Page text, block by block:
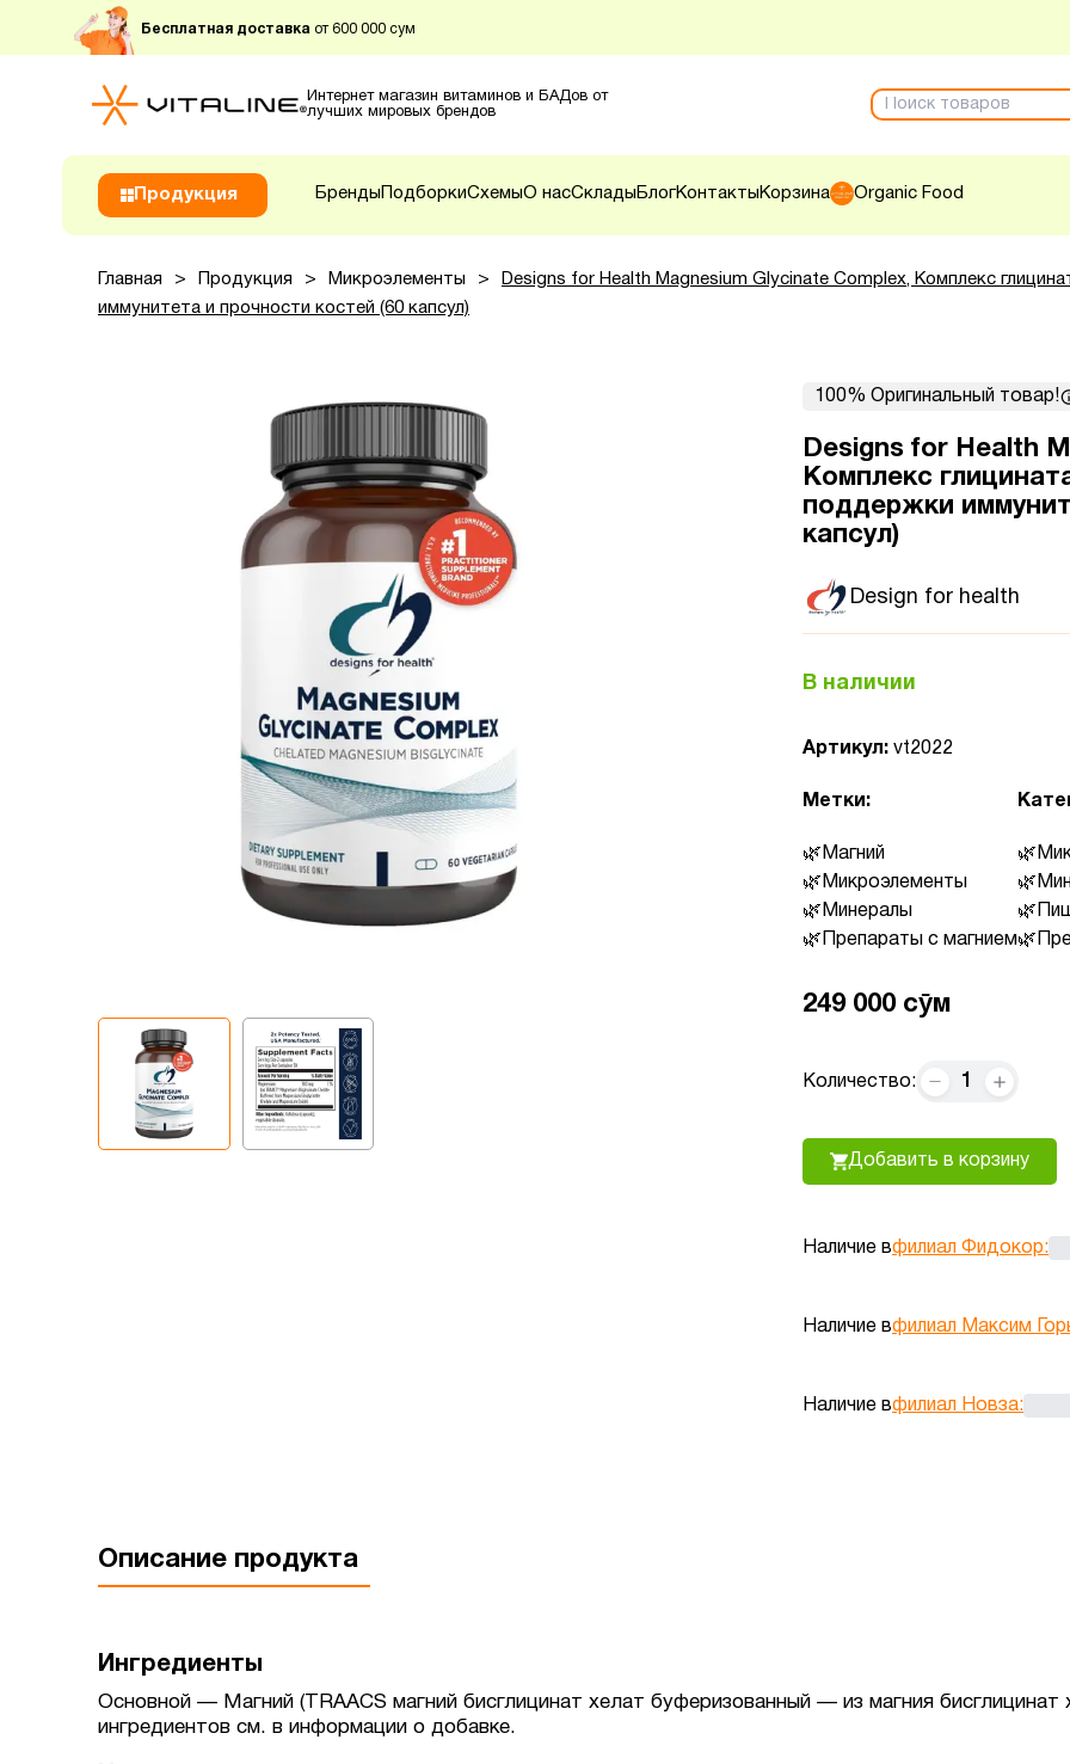
Бесплатная доставка от 600 000 сум
Интернет магазин витаминов и БАДов от
лучших мировых брендов
Продукция Бренды ПодборкиСхемыО насСклады БлогКонтакты Корзина Organic Food
Главная > Продукция > Микроэлементы >
Designs for Health Magnesium Glycinate Complex, Комплекс
иммунитета и прочности костей (60 капсул)
100% Оригинальный товар!
Designs for Health
Комплекс
поддержки
капсул)
Design for health
В наличии
Артикул: vt2022
Метки:
Магний
Микроэлементы
Минералы
Препараты с магнием
249 000 сӯм
Количество: 1
Добавить в корзину
Наличие вфилиал Фидокор:
Наличие вфилиал Максим
Наличие вфилиал Новза:
Описание продукта
Ингредиенты
Основной — Магний (TRAACS магний бисглицинат хелат буферизованный — из магния бисглицинат
ингредиентов см. в информации о добавке.